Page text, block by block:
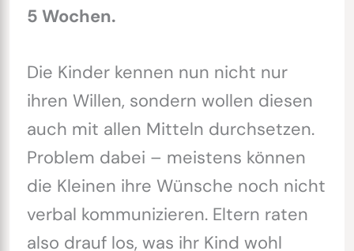
5 Wochen.
Die Kinder kennen nun nicht nur
ihren Willen, sondern wollen diesen
auch mit allen Mitteln durchsetzen.
Problem dabei – meistens können
die Kleinen ihre Wünsche noch nicht
verbal kommunizieren. Eltern raten
also drauf los, was ihr Kind wohl